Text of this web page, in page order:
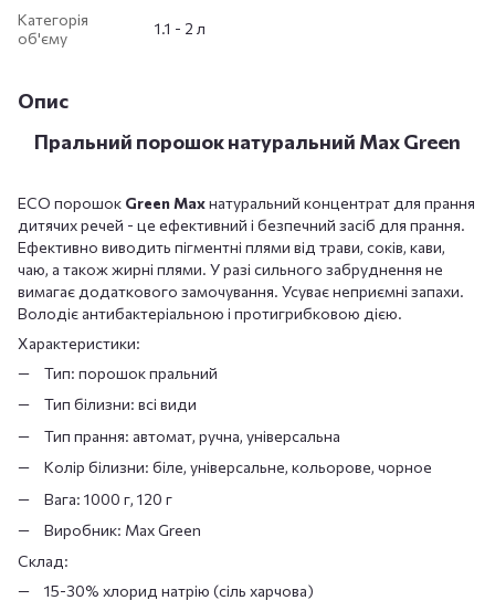
Категорія
об'єму
1.1 - 2 л
Опис
Пральний порошок натуральний Max Green
ЕСО порошок Green Maxнатуральний концентрат для прання
дитячих речей - це ефективний і безпечний засіб для прання.
Ефективно виводить пігментні плями від трави, соків, кави,
чаю, а також жирні плями. У разі сильного забруднення не
вимагає додаткового замочування. Усуває неприємні запахи.
Володіє антибактеріальною і протигрибковою дією.
Характеристики:
Тип: порошок пральний
Тип білизни: всі види
Тип прання: автомат, ручна, універсальна
Колір білизни: біле, універсальне, кольорове, чорное
Вага: 1000 г, 120 г
Виробник: Max Green
Склад:
15-30% хлорид натрію (сіль харчова)